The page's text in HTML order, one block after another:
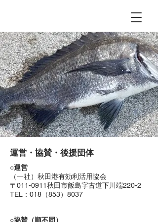
運営・協賛・後援団体
○運営
（一社）秋田港有効利活用協会
〒011-0911秋田市飯島字古道下川端220-2
TEL：018（853）8037
○協賛（順不同）